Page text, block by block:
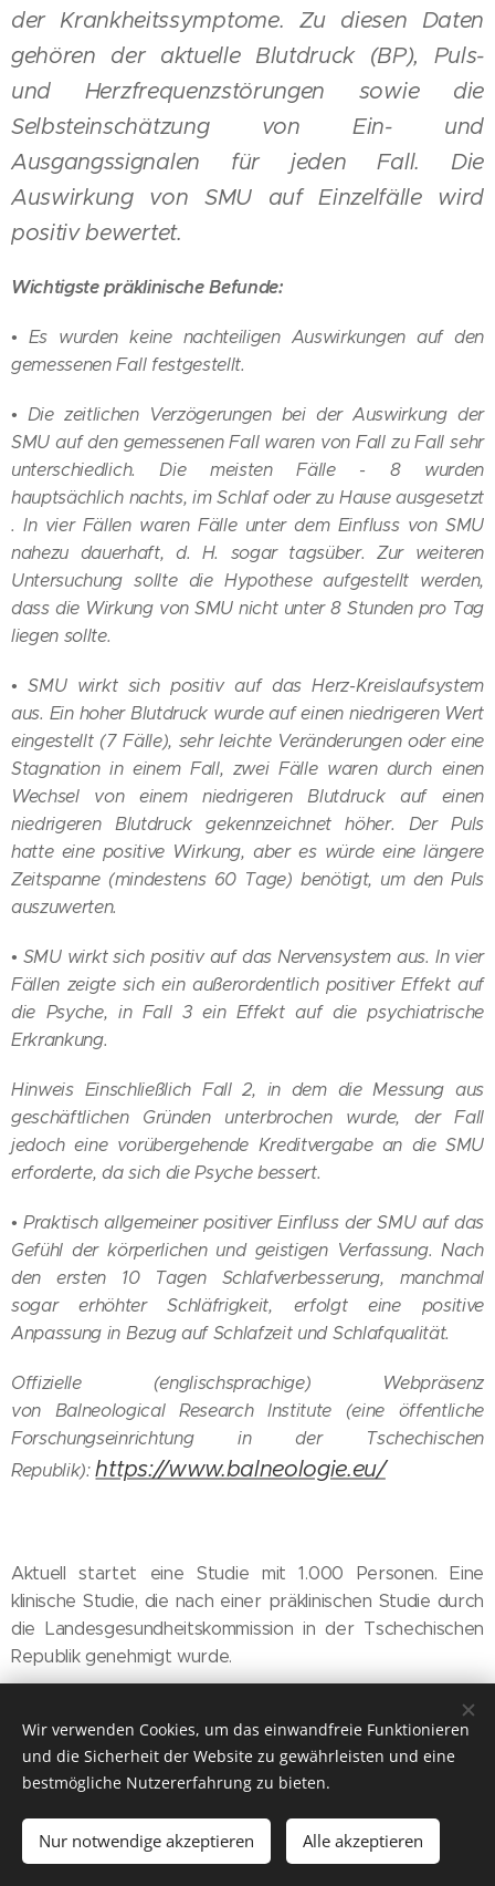
der Krankheitssymptome. Zu diesen Daten
gehören der aktuelle Blutdruck (BP), Puls-
und Herzfrequenzstörungen sowie die
Selbsteinschätzung von Ein- und
Ausgangssignalen für jeden Fall. Die
Auswirkung von SMU auf Einzelfälle wird
positiv bewertet.
Wichtigste präklinische Befunde:
• Es wurden keine nachteiligen Auswirkungen auf den
gemessenen Fall festgestellt.
• Die zeitlichen Verzögerungen bei der Auswirkung der
SMU auf den gemessenen Fall waren von Fall zu Fall sehr
unterschiedlich. Die meisten Fälle - 8 wurden
hauptsächlich nachts, im Schlaf oder zu Hause ausgesetzt
. In vier Fällen waren Fälle unter dem Einfluss von SMU
nahezu dauerhaft, d. H. sogar tagsüber. Zur weiteren
Untersuchung sollte die Hypothese aufgestellt werden,
dass die Wirkung von SMU nicht unter 8 Stunden pro Tag
liegen sollte.
• SMU wirkt sich positiv auf das Herz-Kreislaufsystem
aus. Ein hoher Blutdruck wurde auf einen niedrigeren Wert
eingestellt (7 Fälle), sehr leichte Veränderungen oder eine
Stagnation in einem Fall, zwei Fälle waren durch einen
Wechsel von einem niedrigeren Blutdruck auf einen
niedrigeren Blutdruck gekennzeichnet höher. Der Puls
hatte eine positive Wirkung, aber es würde eine längere
Zeitspanne (mindestens 60 Tage) benötigt, um den Puls
auszuwerten.
• SMU wirkt sich positiv auf das Nervensystem aus. In vier
Fällen zeigte sich ein außerordentlich positiver Effekt auf
die Psyche, in Fall 3 ein Effekt auf die psychiatrische
Erkrankung.
Hinweis Einschließlich Fall 2, in dem die Messung aus
geschäftlichen Gründen unterbrochen wurde, der Fall
jedoch eine vorübergehende Kreditvergabe an die SMU
erforderte, da sich die Psyche bessert.
• Praktisch allgemeiner positiver Einfluss der SMU auf das
Gefühl der körperlichen und geistigen Verfassung. Nach
den ersten 10 Tagen Schlafverbesserung, manchmal
sogar erhöhter Schläfrigkeit, erfolgt eine positive
Anpassung in Bezug auf Schlafzeit und Schlafqualität.
Offizielle (englischsprachige) Webpräsenz
von Balneological Research Institute (eine öffentliche
Forschungseinrichtung in der Tschechischen
Republik):https://www.balneologie.eu/
Aktuell startet eine Studie mit 1.000 Personen. Eine
klinische Studie, die nach einer präklinischen Studie durch
die Landesgesundheitskommission in der Tschechischen
Republik genehmigt wurde.
Möchten Sie Somavedic
testen?
Wir verwenden Cookies, um das einwandfreie Funktionieren
und die Sicherheit der Website zu gewährleisten und eine
bestmögliche Nutzererfahrung zu bieten.
Nur notwendige akzeptieren Alle akzeptieren